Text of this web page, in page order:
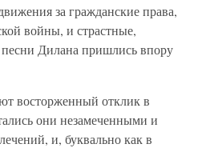
за гражданские права,
войны, и страстные,
Дилана пришлись впору
восторженный отклик в
они незамеченными и
и, буквально как в